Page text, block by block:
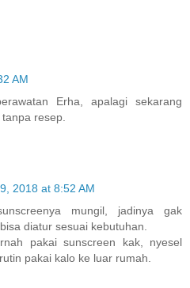
AM
Erha, apalagi sekarang
resep.
2018 at 8:52 AM
mungil, jadinya gak
diatur sesuai kebutuhan.
pakai sunscreen kak, nyesel
pakai kalo ke luar rumah.